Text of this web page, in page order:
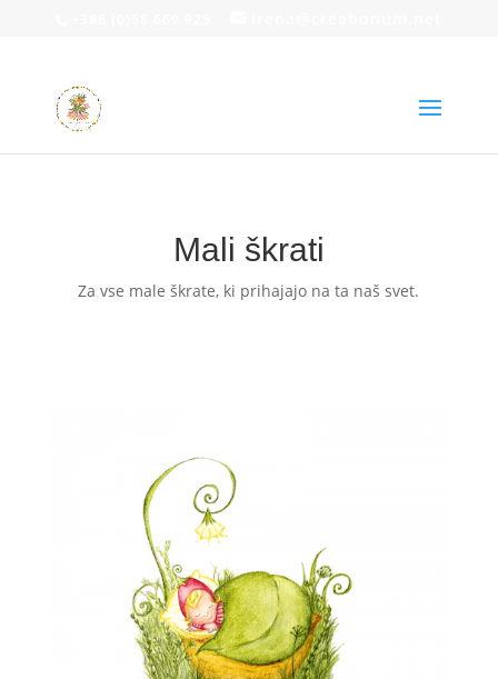
Mali škrati
Za vse male škrate, ki prihajajo na ta naš svet.